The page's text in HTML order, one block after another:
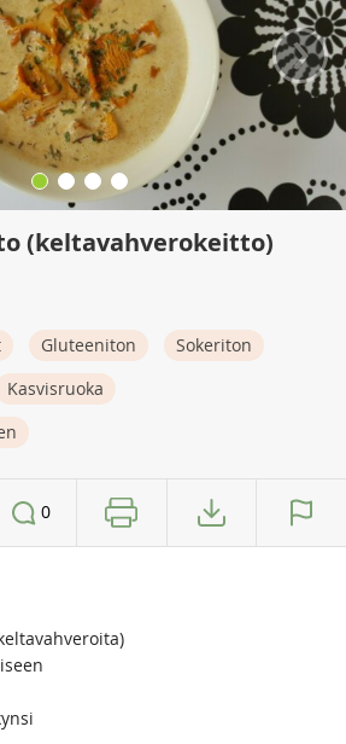
›
(keltavahverokeitto)
Gluteeniton
Sokeriton
Kasvisruoka
0